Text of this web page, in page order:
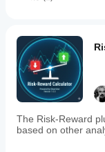
The Risk-Reward
based on other